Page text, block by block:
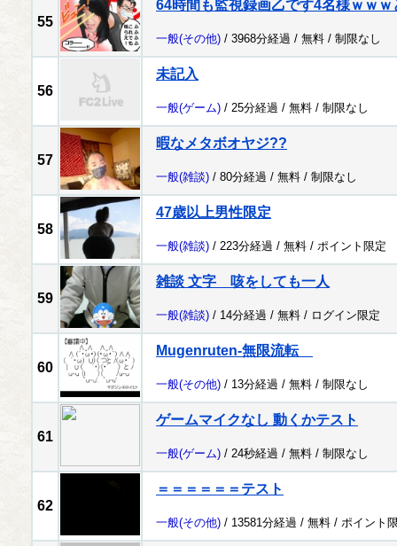
55
64時間も監視録画乙です4名様ｗｗ
一般(その他) / 3968分経過 / 無料 / 制限なし
56
未記入
一般(ゲーム) / 25分経過 / 無料 / 制限なし
57
暇なメタボオヤジ??
一般(雑談) / 80分経過 / 無料 / 制限なし
58
47歳以上男性限定
一般(雑談) / 223分経過 / 無料 / ポイント限定
59
雑談 文字 咳をしても一人
一般(雑談) / 14分経過 / 無料 / ログイン限定
60
Mugenruten-無限流転
一般(その他) / 13分経過 / 無料 / 制限なし
61
ゲームマイクなし 動くかテスト
一般(ゲーム) / 24秒経過 / 無料 / 制限なし
62
＝＝＝＝＝＝テスト
一般(その他) / 13581分経過 / 無料 / ポイント